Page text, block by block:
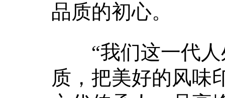
品质的初心。
“我们这一代人
质，把美好的风味